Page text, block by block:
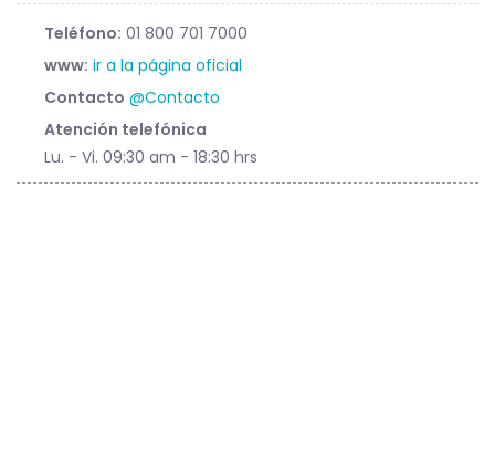
Teléfono: 01 800 701 7000
www: ir a la página oficial
Contacto @Contacto
Atención telefónica
Lu. - Vi. 09:30 am - 18:30 hrs